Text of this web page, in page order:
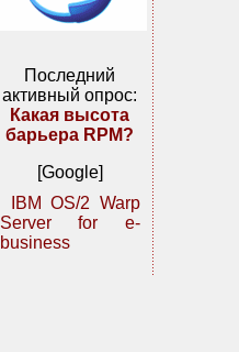
Последний
активный опрос:
Какая высота
барьера RPM?
[Google]
IBM OS/2 Warp
Server for e-
business